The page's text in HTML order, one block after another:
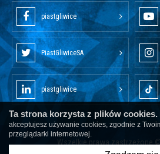
piastgliwice
PiastGliwiceSA
piastgliwice
Wszelkie prawa zastrzeżone
Ta strona korzysta z plików cookies.
akceptujesz używanie cookies, zgodnie z
przeglądarki internetowej.